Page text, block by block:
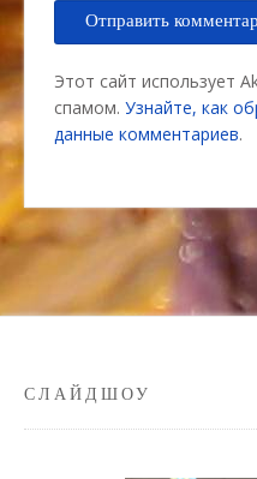
Этот сайт использует
спамом. Узнайте, как
данные комментариев.
СЛАЙДШОУ